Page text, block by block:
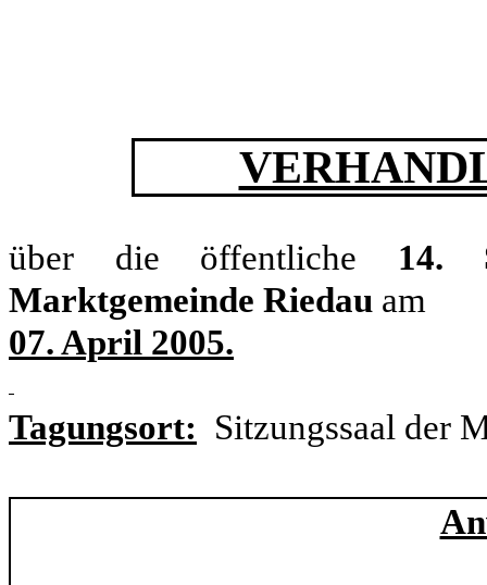
über die öffentliche 14.
Marktgemeinde Riedau am
07. April 2005.
Tagungsort: Sitzungssaal der